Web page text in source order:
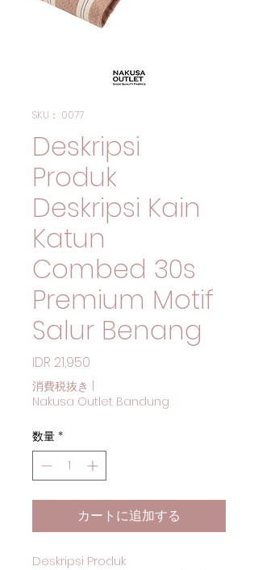
SKU： 0077
Deskripsi
Produk
Deskripsi Kain
Katun
Combed 30s
Premium Motif
Salur Benang
IDR 21,950
消費税抜き
Nakusa Outlet Bandung
数量 *
カートに追加する
Deskripsi Produk